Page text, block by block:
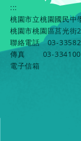
:::
桃園市立桃園國民中
桃園市桃園區莒光街
聯絡電話
03-
傳真
03-
電子信箱